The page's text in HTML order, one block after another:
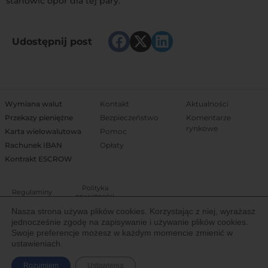
Udostępnij post
Wymiana walut
Przekazy pieniężne
Karta wielowalutowa
Rachunek IBAN
Kontrakt ESCROW
Kontakt
Bezpieczeństwo
Pomoc
Opłaty
Aktualności
Komentarze
rynkowe
Regulaminy
Polityka
prywatności
Właścicielem Trejdoo jest Igoria Trade S.A. notowana na Giełdzie Papierów
Wartościowych w Warszawie (New Connect). Spółka posiada licencję
Komisji Nadzoru Finansowego (IP19/2013) Krajowej Instytucji Płatniczej do
świadczenia usług finansowych na terenie Europejskiego Obszaru
Nasza strona używa plików cookies. Korzystając z niej, wyrażasz
jednocześnie zgodę na zapisywanie i używanie plików cookies.
Swoje preferencje możesz w każdym momencie zmienić w
ustawieniach.
Rozumiem